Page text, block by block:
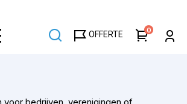
OFFERTE 0